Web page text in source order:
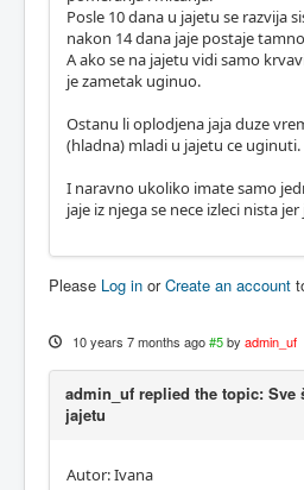
Posle 10 dana u jajetu se razvija
nakon 14 dana jaje postaje
A ako se na jajetu vidi samo
je zametak uginuo.
Ostanu li oplodjena jaja duze
(hladna) mladi u jajetu ce uginuti.
I naravno ukoliko imate samo
jaje iz njega se nece izleci nista
Please Log in orCreate an account
10 years 7 months ago #5 by admin_uf
admin_uf replied the topic: Sve
jajetu
Autor: Ivana